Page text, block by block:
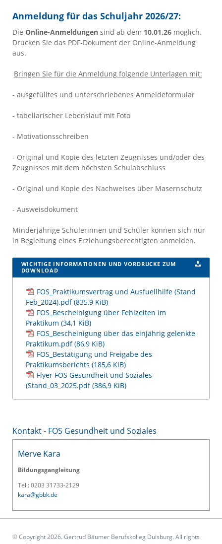
Anmeldung für das Schuljahr 2026/27:
Die Online-Anmeldungen sind ab dem 10.01.26 möglich.
Drucken Sie das PDF-Dokument der Online-Anmeldung
aus.
Bringen Sie für die Anmeldung folgende Unterlagen mit:
- ausgefülltes und unterschriebenes Anmeldeformular
- tabellarischer Lebenslauf mit Foto
- Motivationsschreiben
- Original und Kopie des letzten Zeugnisses und/oder des
Zeugnisses mit dem höchsten Schulabschluss
- Original und Kopie des Nachweises über Masernschutz
- Ausweisdokument
Minderjährige Schülerinnen und Schüler können sich nur
in Begleitung eines Erziehungsberechtigten anmelden.
WICHTIGE INFORMATIONEN UND VORDRUCKE ZUM
DOWNLOAD
FOS_Praktikumsvertrag und Ausfuellhilfe (Stand
Feb_2024).pdf(835,9 KiB)
FOS_Bescheinigung über Fehlzeiten im
Praktikum(34,1 KiB)
FOS_Bescheinigung über das einjährig gelenkte
Praktikum.pdf(86,9 KiB)
FOS_Bestätigung und Freigabe des
Praktikumsberichts(185,6 KiB)
Flyer FOS Gesundheit und Soziales
(Stand_03_2025.pdf(386,9 KiB)
Kontakt - FOS Gesundheit und Soziales
Merve Kara
Bildungsgangleitung
Tel.: 0203 31733-2129
kara@gbbk.de
© Copyright 2026. Gertrud Bäumer Berufskolleg Duisburg. All rights